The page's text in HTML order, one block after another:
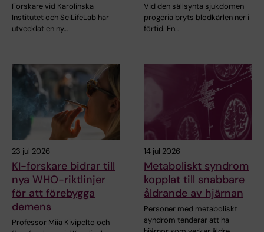
Forskare vid Karolinska
Institutet och SciLifeLab har
utvecklat en ny…
Vid den sällsynta sjukdomen
progeria bryts blodkärlen ner i
förtid. En…
23 jul 2026
KI-forskare bidrar till
nya WHO-riktlinjer
för att förebygga
demens
Professor Miia Kivipelto och
14 jul 2026
Metaboliskt syndrom
kopplat till snabbare
åldrande av hjärnan
Personer med metaboliskt
syndrom tenderar att ha